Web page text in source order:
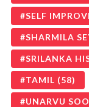
SELF
SHARMILA
SRILANKA
TAMIL (58)
UNARVU